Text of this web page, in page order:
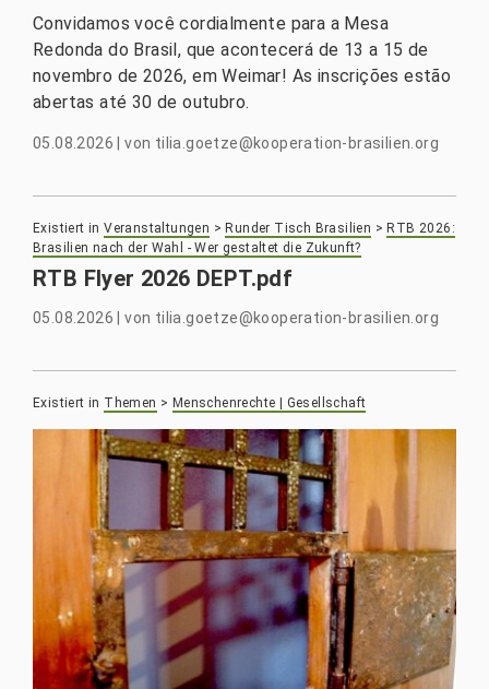
Convidamos você cordialmente para a Mesa
Redonda do Brasil, que acontecerá de 13 a 15 de
novembro de 2026, em Weimar! As inscrições estão
abertas até 30 de outubro.
05.08.2026 |von tilia.goetze@kooperation-brasilien.org
Existiert in Veranstaltungen > Runder Tisch Brasilien > RTB 2026:
Brasilien nach der Wahl - Wer gestaltet die Zukunft?
RTB Flyer 2026 DEPT.pdf
05.08.2026 |von tilia.goetze@kooperation-brasilien.org
Existiert in Themen > Menschenrechte | Gesellschaft